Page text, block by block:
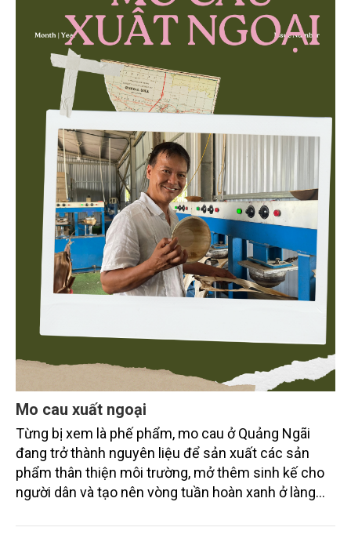
Mo cau xuất ngoại
Từng bị xem là phế phẩm, mo cau ở Quảng Ngãi
đang trở thành nguyên liệu để sản xuất các sản
phẩm thân thiện môi trường, mở thêm sinh kế cho
người dân và tạo nên vòng tuần hoàn xanh ở làng
chén, dĩa... từ mo cau đã được thị trường trong nước